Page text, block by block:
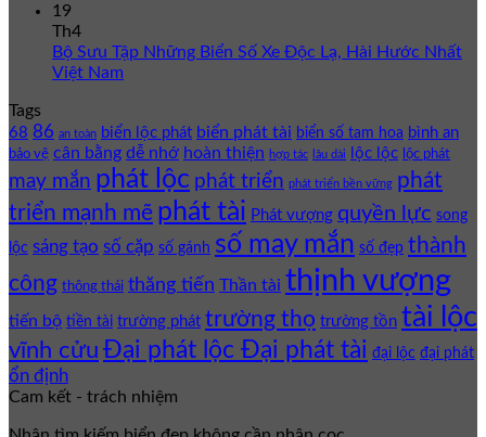
19
Th4
Bộ Sưu Tập Những Biển Số Xe Độc Lạ, Hài Hước Nhất
Việt Nam
Tags
68 86 an toàn biển lộc phát biển phát tài biển số tam hoa bình an
bảo vệ cân bằng dễ nhớ hoàn thiện hợp tác lâu dài lộc lộc lộc phát
may mắn phát lộc phát triển phát triển bền vững phát
triển mạnh mẽ phát tài Phát vượng quyền lực song
lộc sáng tạo số cặp số gánh số may mắn số đẹp thành
công thông thái thăng tiến Thần tài thịnh vượng
tiến bộ tiền tài trường phát trường thọ trường tồn tài lộc
vĩnh cửu Đại phát lộc Đại phát tài đại lộc đại phát
ổn định
Cam kết - trách nhiệm